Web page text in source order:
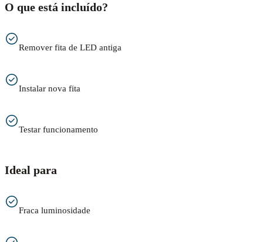
O que está incluído?
Remover fita de LED antiga
Instalar nova fita
Testar funcionamento
Ideal para
Fraca luminosidade